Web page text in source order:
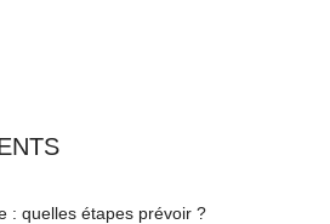
: quelles étapes prévoir ?